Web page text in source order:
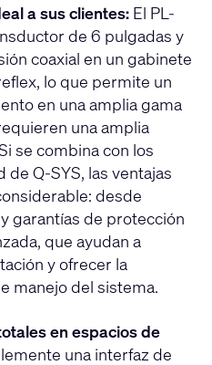
a sus clientes: El PL-
de 6 pulgadas y
coaxial en un gabinete
lo que permite un
en una amplia gama
una amplia
se combina con los
Q-SYS, las ventajas
desde
garantías de protección
que ayudan a
y ofrecer la
manejo del sistema.
en espacios de
una interfaz de